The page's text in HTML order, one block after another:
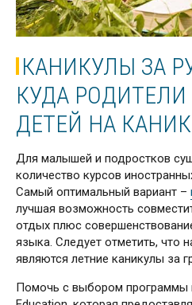
КАНИКУЛЫ ЗА
КУДА
ДЕТЕЙ НА
Для малышей и подростков
количество курсов
Самый оптимальный вариант –
лучшая возможность
отдых плюс
языка. Следует отметить, что
являются летние каникулы за
Помочь с выбором программы